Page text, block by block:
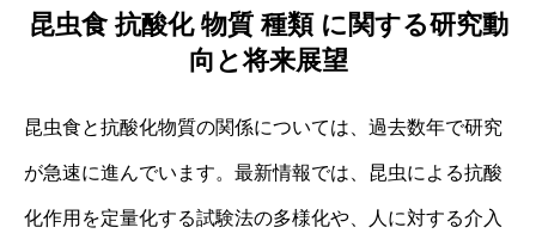
昆虫食 抗酸化 物質 種類 に関する研究動
向と将来展望
昆虫食と抗酸化物質の関係については、過去数年で研究
が急速に進んでいます。最新情報では、昆虫による抗酸
化作用を定量化する試験法の多様化や、人に対する介入